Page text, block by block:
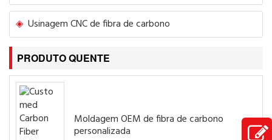
Usinagem CNC de fibra de carbono
PRODUTO QUENTE
Moldagem OEM de fibra de carbono
personalizada